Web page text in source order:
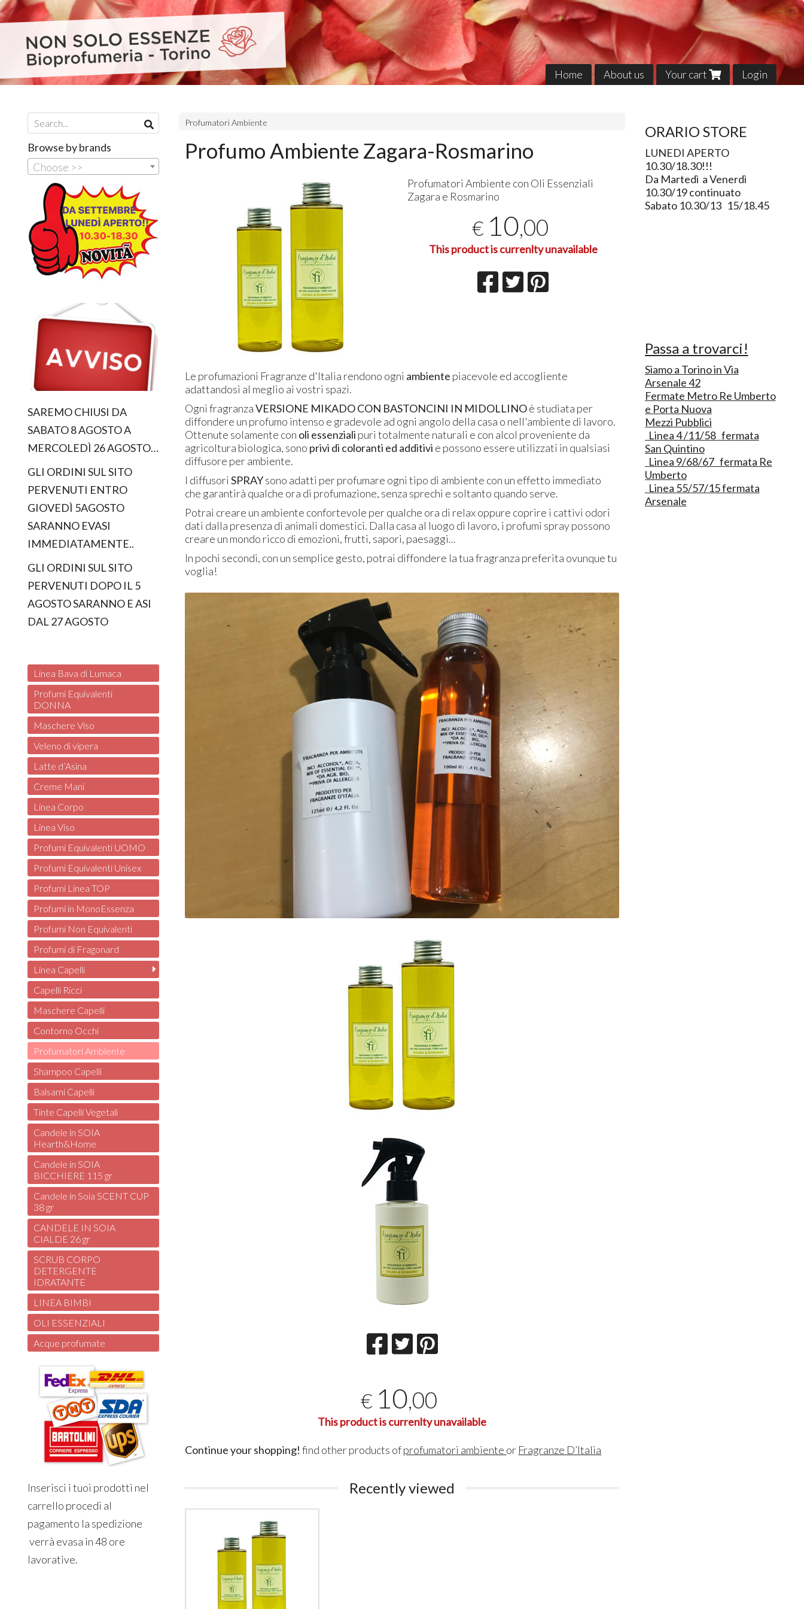
Home About us Your cart Login
Profumatori Ambiente
Profumo Ambiente Zagara-Rosmarino
Profumatori Ambiente con Oli Essenziali
Zagara e Rosmarino
€ 10,00
This product is currenlty unavailable
Le profumazioni Fragranze d'Italia rendono ogni ambiente piacevole ed accogliente
adattandosi al meglio ai vostri spazi.
Ogni fragranzaVERSIONE MIKADO CON BASTONCINI IN MIDOLLINOè studiata per
diffondere un profumo intenso e gradevole ad ogni angolo della casa o nell'ambiente di lavoro.
Ottenute solamente con oli essenziali puri totalmente naturali e con alcol proveniente da
agricoltura biologica, sono privi di coloranti ed additivi e possono essere utilizzati in qualsiasi
diffusore per ambiente.
I diffusoriSPRAYsono adatti per profumare ogni tipo di ambiente con un effetto immediato
che garantirà qualche ora di profumazione, senza sprechi e soltanto quando serve.
Potrai creare un ambiente confortevole per qualche ora di relax oppure coprire i cattivi odori
dati dalla presenza di animali domestici. Dalla casa al luogo di lavoro, i profumi spray possono
creare un mondo ricco di emozioni, frutti, sapori, paesaggi...
In pochi secondi, con un semplice gesto, potrai diffondere la tua fragranza preferita ovunque tu
voglia!
€ 10,00
This product is currenlty unavailable
Continue your shopping! find other products ofprofumatori ambiente or Fragranze D’Italia
Recently viewed
Browse by brands
Choose >>
SAREMO CHIUSI DA
SABATO 8 AGOSTO A
MERCOLEDÌ 26 AGOSTO…
GLI ORDINI SUL SITO
PERVENUTI ENTRO
GIOVEDÌ 5AGOSTO
SARANNO EVASI
IMMEDIATAMENTE..
GLI ORDINI SUL SITO
PERVENUTI DOPO IL 5
AGOSTO SARANNO E ASI
DAL 27 AGOSTO
Linea Bava di Lumaca
Profumi Equivalenti
DONNA
Maschere Viso
Veleno di vipera
Latte d’Asina
Creme Mani
Linea Corpo
Linea Viso
Profumi Equivalenti UOMO
Profumi Equivalenti Unisex
Profumi Linea TOP
Profumi in MonoEssenza
Profumi Non Equivalenti
Profumi di Fragonard
Linea Capelli
Capelli Ricci
Maschere Capelli
Contorno Occhi
Profumatori Ambiente
Shampoo Capelli
Balsami Capelli
Tinte Capelli Vegetali
Candele in SOIA
Hearth&Home
Candele in SOIA
BICCHIERE 115 gr
Candele in Soia SCENT CUP
38 gr
CANDELE IN SOIA
CIALDE 26 gr
SCRUB CORPO
DETERGENTE
IDRATANTE
LINEA BIMBI
OLI ESSENZIALI
Acque profumate
Inserisci i tuoi prodotti nel
carrello procedi al
pagamento la spedizione
verrà evasa in 48 ore
lavorative.
ORARIO STORE
LUNEDI APERTO
10.30/18.30!!!
Da Martedì a Venerdì
10.30/19 continuato
Sabato 10.30/13 15/18.45
Passa a trovarci!
Siamo a Torino in Via
Arsenale 42
Fermate Metro Re Umberto
e Porta Nuova
Mezzi Pubblici
Linea 4 /11/58 fermata
San Quintino
Linea 9/68/67 fermata Re
Umberto
Linea 55/57/15 fermata
Arsenale